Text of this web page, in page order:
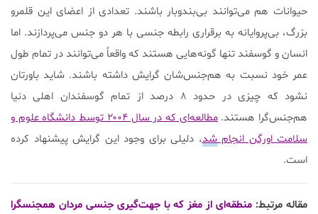
حیوانات هم می‌توانند بی‌بندوبار باشند. تعدادی از اعضای این قلمرو
بزرگ، بی‌پروایانه به برقراری رابطه جنسی با هر دو جنس می‌پردازند. اما
انسان و گوسفند تنها گونه‌هایی هستند که واقعاً می‌توانند در تمام طول
عمر خود نسبت به هم‌جنس‌شان گرایش داشته باشند. شاید باورتان
نشود که چیزی در حدود ۸ درصد از تمام گوسفندان اهلی دنیا
هم‌جنس‌گرا هستند.
مطالعه‌ای که در سال ۲۰۰۴ توسط دانشگاه علوم و
سلامت اورگن انجام شد، دلیلی برای وجود این گرایش پیشنهاد کرده
است.
مقاله مرتبط: منطقه‌ای از مغز که با جهت‌گیری جنسی مردان همجنسگرا